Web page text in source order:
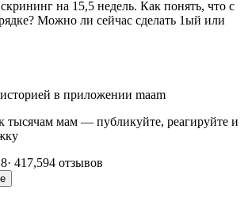
на 15,5 недель. Как понять, что с
Можно ли сейчас сделать 1ый или
в приложении maam
тысячам мам — публикуйте, реагируйте и
· 417,594 отзывов